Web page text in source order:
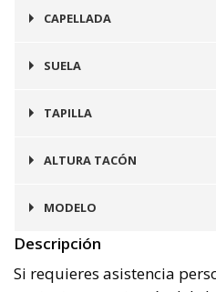
Botín
CAPELLADA
Cuero
SUELA
Prefinito
TAPILLA
Goma
ALTURA TACÓN
5 cms
MODELO
Hamburgo
Descripción
Si requieres asistencia